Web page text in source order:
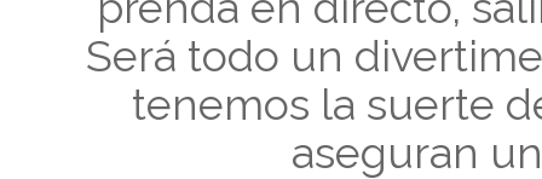
Será todo un
tenemos la suerte
aseguran